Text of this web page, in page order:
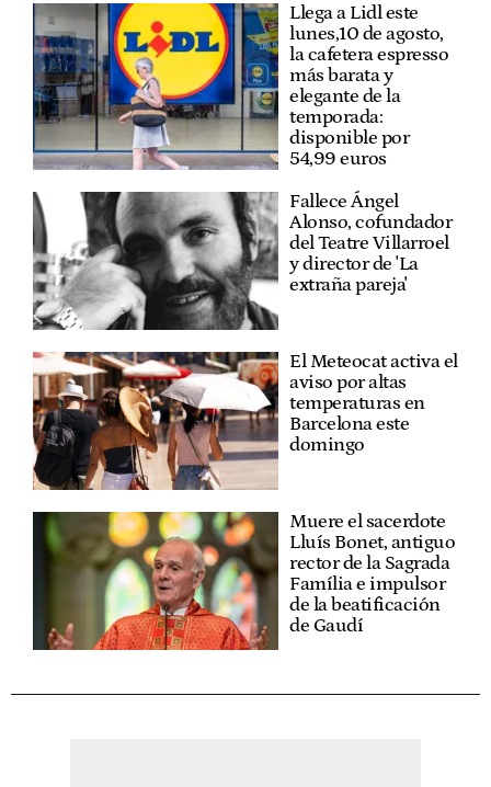
Llega a Lidl este
lunes,10 de agosto,
la cafetera espresso
más barata y
elegante de la
temporada:
disponible por
54,99 euros
Fallece Ángel
Alonso, cofundador
del Teatre Villarroel
y director de 'La
extraña pareja'
El Meteocat activa el
aviso por altas
temperaturas en
Barcelona este
domingo
Muere el sacerdote
Lluís Bonet, antiguo
rector de la Sagrada
Família e impulsor
de la beatificación
de Gaudí